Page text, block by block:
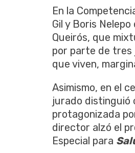
En la
Gil y Boris
Queirós, que
por parte de tres
que viven,
Asimismo, en el
jurado distinguió
protagonizada
director alzó el
Especial para